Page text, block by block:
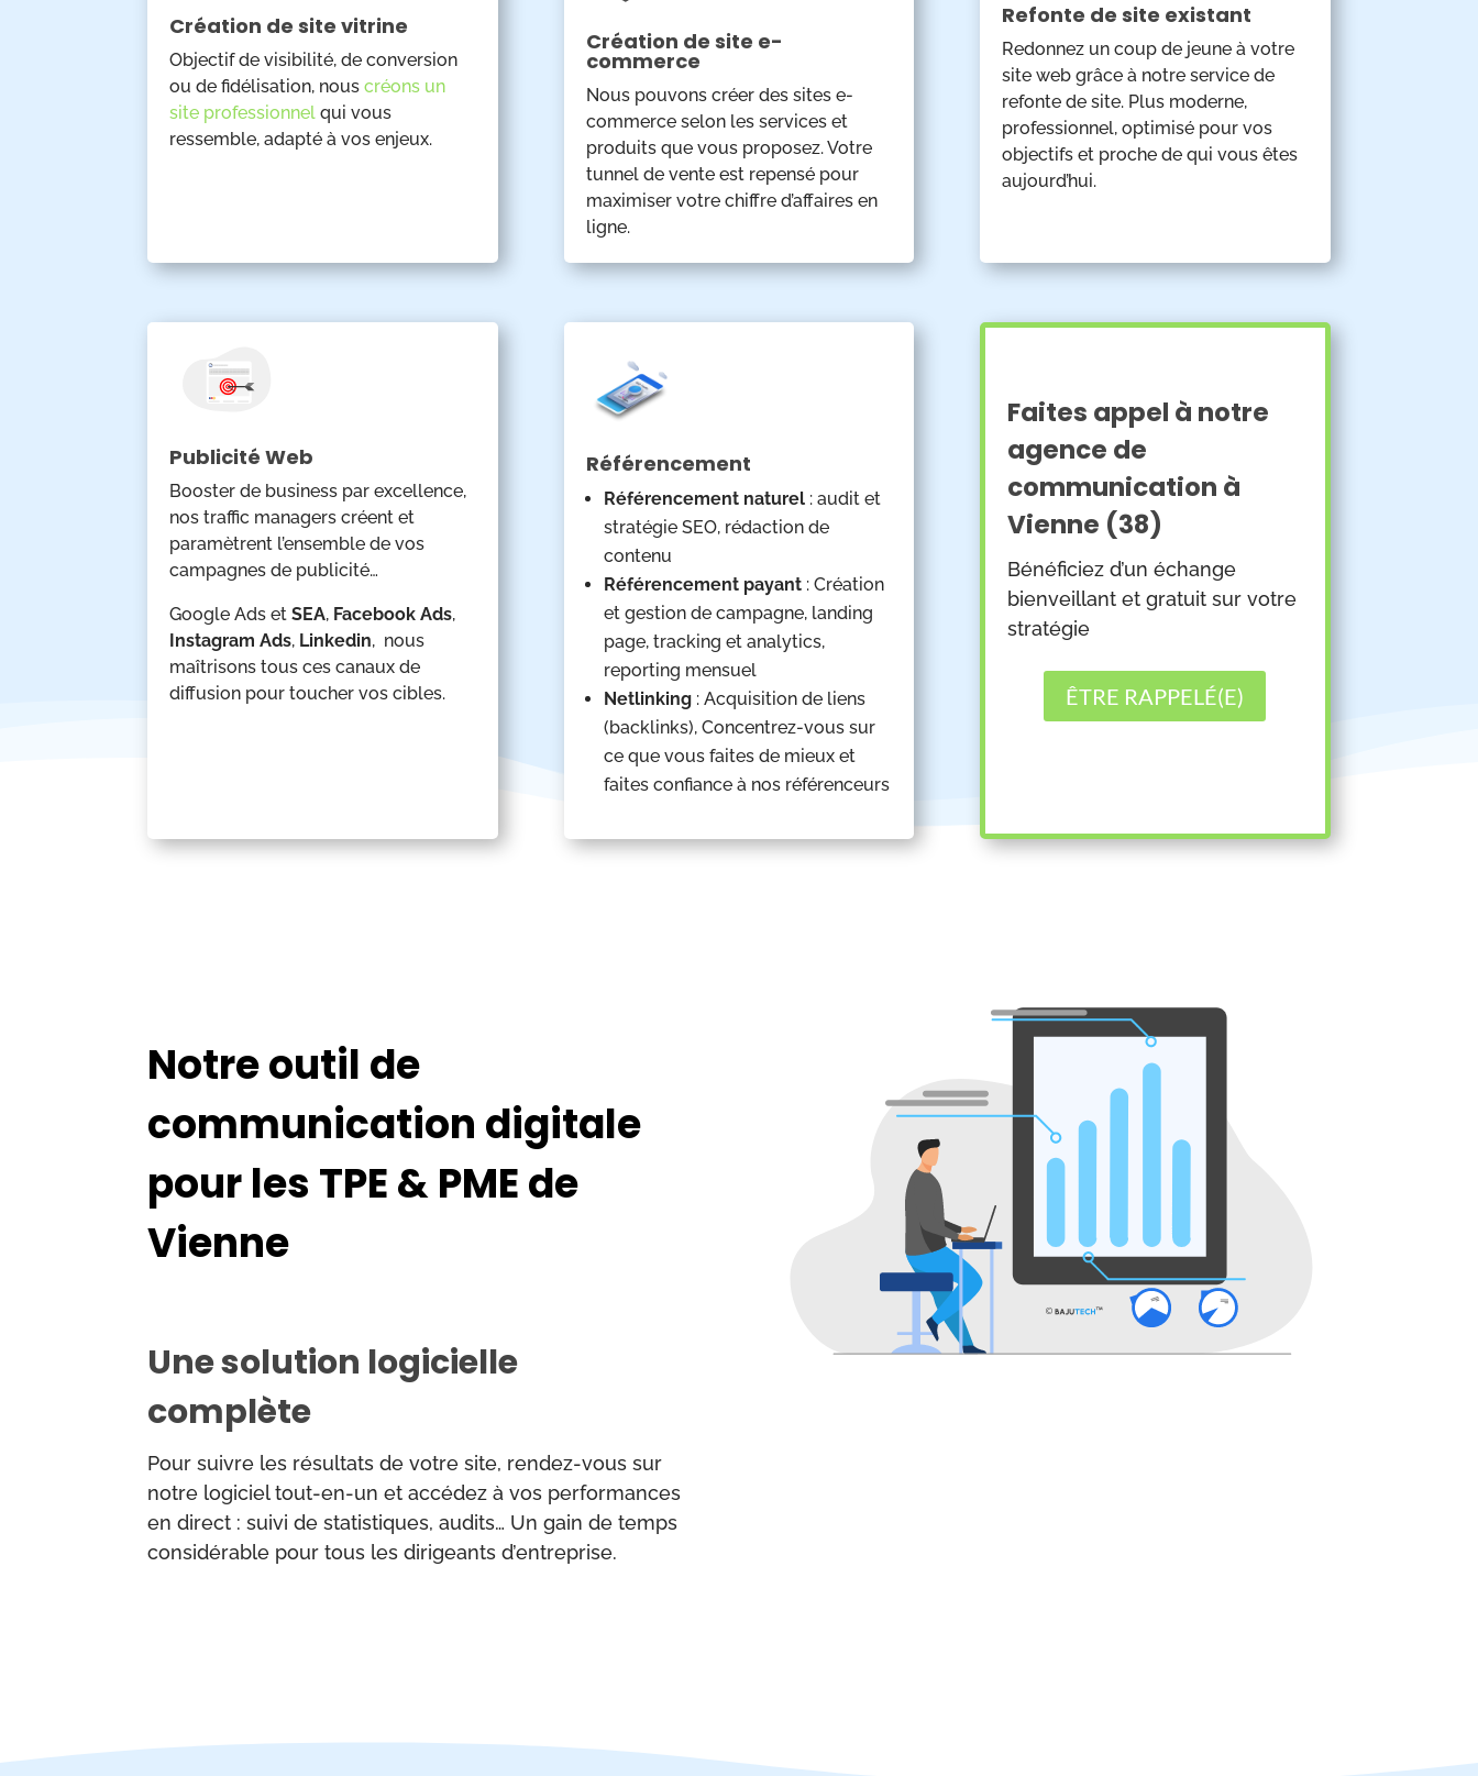
Création de site vitrine
Objectif de visibilité, de conversion
ou de fidélisation, nouscréons un
site professionnel qui vous
ressemble, adapté à vos enjeux.
Création de site e-
commerce
Nous pouvons créer des sites e-
commerce selon les services et
produits que vous proposez. Votre
tunnel de vente est repensé pour
maximiser votre chiffre d’affaires en
ligne.
Refonte de site existant
Redonnez un coup de jeune à votre
site web grâce à notre service de
refonte de site. Plus moderne,
professionnel, optimisé pour vos
objectifs et proche de qui vous êtes
aujourd’hui.
Publicité Web
Booster de business par excellence,
nos traffic managers créent et
paramètrent l’ensemble de vos
campagnes de publicité…
Google Ads etSEA, Facebook Ads,
Instagram Ads, Linkedin, nous
maîtrisons tous ces canaux de
diffusion pour toucher vos cibles.
Référencement
Référencement naturel: audit et
stratégie SEO, rédaction de
contenu
Référencement payant: Création
et gestion de campagne, landing
page, tracking et analytics,
reporting mensuel
Netlinking: Acquisition de liens
(backlinks), Concentrez-vous sur
ce que vous faites de mieux et
faites confiance à nos référenceurs
Faites appel à notre
agence de
communication à
Vienne (38)
Bénéficiez d’un échange
bienveillant et gratuit sur votre
stratégie
ÊTRE RAPPELÉ(E)
Notre outil de
communication digitale
pour les TPE & PME de
Vienne
Une solution logicielle
complète
Pour suivre les résultats de votre site, rendez-vous sur
notre logiciel tout-en-un et accédez à vos performances
en direct : suivi de statistiques, audits… Un gain de temps
considérable pour tous les dirigeants d’entreprise.